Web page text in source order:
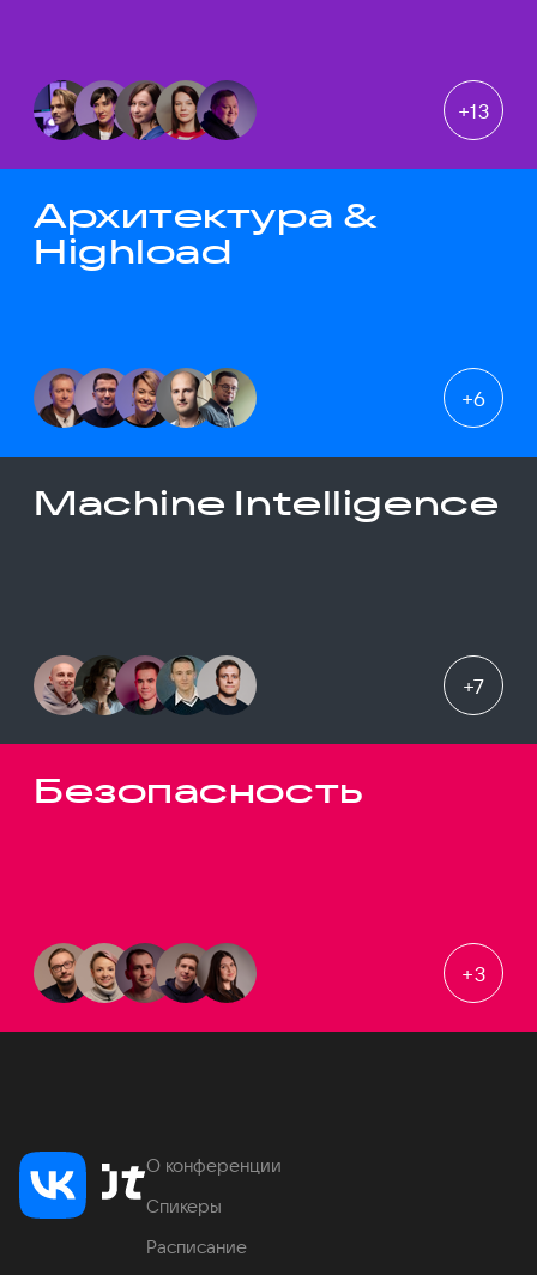
+13
Архитектура &
Highload
+6
Machine Intelligence
+7
Безопасность
+3
О конференции
Спикеры
Расписание